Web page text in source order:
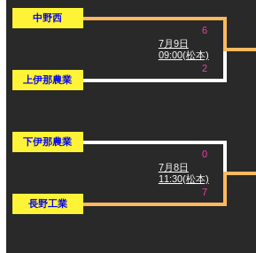
中野西
上伊那農業
下伊那農業
長野工業
7月9日
09:00(松本)
6
2
7月8日
11:30(松本)
0
7